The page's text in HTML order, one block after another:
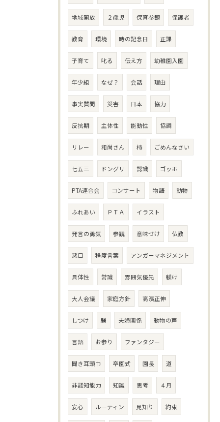
地域開放 ２歳児 保育参観 保護者
教育 環境 時の記念日 正課
子育て 叱る 伝え方 幼稚園入園
年少組 なぜ？ 会話 理由
事実質問 災害 日本 協力
反抗期 主体性 能動性 協調
リレー 和尚さん 柿 ごめんなさい
七五三 ドングリ 認識 ゴッホ
PTA連合会 コンサート 物語 動物
ふれあい ＰＴＡ イラスト
発言の勇気 参観 意味づけ 仏教
悪口 程度言葉 アンガーマネジメント
具体性 常識 雰囲気優先 躾け
大人会議 家庭方針 高濱正伸
しつけ 躾 夫婦関係 動物の声
言語 お参り ファンタジー
聞き耳頭巾 卒園式 園長 道
非認知能力 知識 思考 ４月
安心 ルーティン 見知り 約束